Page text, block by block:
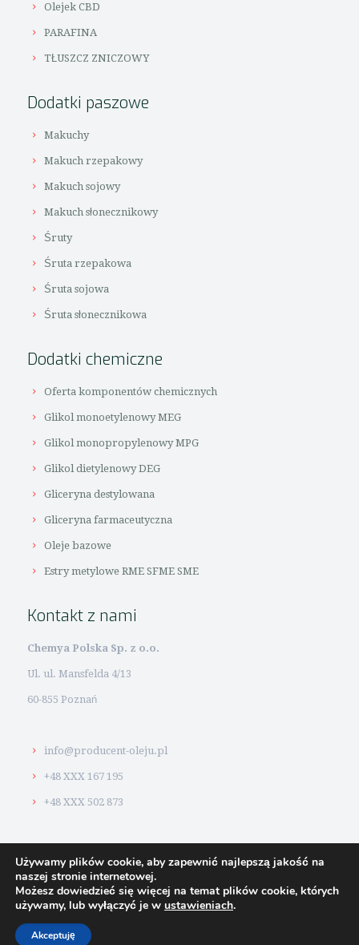
Olejek CBD
PARAFINA
TŁUSZCZ ZNICZOWY
Dodatki paszowe
Makuchy
Makuch rzepakowy
Makuch sojowy
Makuch słonecznikowy
Śruty
Śruta rzepakowa
Śruta sojowa
Śruta słonecznikowa
Dodatki chemiczne
Oferta komponentów chemicznych
Glikol monoetylenowy MEG
Glikol monopropylenowy MPG
Glikol dietylenowy DEG
Gliceryna destylowana
Gliceryna farmaceutyczna
Oleje bazowe
Estry metylowe RME SFME SME
Kontakt z nami
Chemya Polska Sp. z o.o.
Ul. ul. Mansfelda 4/13
60-855 Poznań
info@producent-oleju.pl
+48 XXX 167 195
+48 XXX 502 873
© 2026 #1
Producent oleju. Strony www i pozycjonowanie:
Używamy plików cookie, aby zapewnić najlepszą jakość na
naszej stronie internetowej.
Możesz dowiedzieć się więcej na temat plików cookie, których
używamy, lub wyłączyć je w ustawieniach.
Akceptuję